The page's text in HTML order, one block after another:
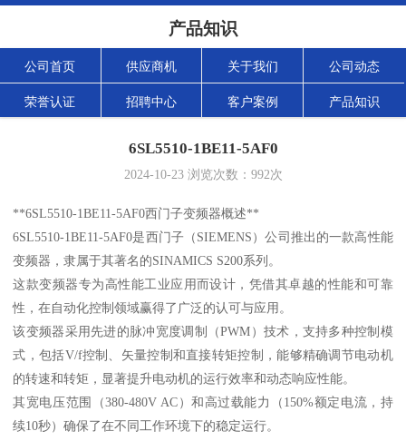
产品知识
公司首页 供应商机 关于我们 公司动态
荣誉认证 招聘中心 客户案例 产品知识
6SL5510-1BE11-5AF0
2024-10-23浏览次数： 992次
**6SL5510-1BE11-5AF0西门子变频器概述**
6SL5510-1BE11-5AF0是西门子（SIEMENS）公司推出的一款高性能
变频器，隶属于其著名的SINAMICS S200系列。
这款变频器专为高性能工业应用而设计，凭借其卓越的性能和可靠
性，在自动化控制领域赢得了广泛的认可与应用。
该变频器采用先进的脉冲宽度调制（PWM）技术，支持多种控制模
式，包括V/f控制、矢量控制和直接转矩控制，能够精确调节电动机
的转速和转矩，显著提升电动机的运行效率和动态响应性能。
其宽电压范围（380-480V AC）和高过载能力（150%额定电流，持
续10秒）确保了在不同工作环境下的稳定运行。